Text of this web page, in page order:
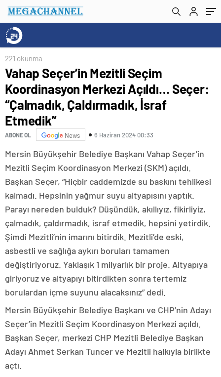
Çaldırmadık, İsraf Etmedik”
221 okunma
Vahap Seçer’in Mezitli Seçim
Koordinasyon Merkezi Açıldı… Seçer:
“Çalmadık, Çaldırmadık, İsraf
Etmedik”
ABONE OL News 6 Haziran 2024 00:33
Mersin Büyükşehir Belediye Başkanı Vahap Seçer’in
Mezitli Seçim Koordinasyon Merkezi (SKM) açıldı.
Başkan Seçer, “Hiçbir caddemizde su baskını tehlikesi
kalmadı. Hepsinin yağmur suyu altyapısını yaptık.
Parayı nereden bulduk? Düşündük, akıllıyız, fikirliyiz,
çalmadık, çaldırmadık, israf etmedik, hepsini yetirdik.
Şimdi Mezitli’nin imarını bitirdik. Mezitli’de eski,
asbestli ve sağlığa aykırı boruları tamamen
değiştiriyoruz. Yaklaşık 1 milyarlık bir proje. Altyapıya
giriyoruz ve altyapıyı bitirdikten sonra tertemiz
borulardan içme suyunu alacaksınız” dedi.
Mersin Büyükşehir Belediye Başkanı ve CHP’nin Adayı
Seçer’in Mezitli Seçim Koordinasyon Merkezi açıldı.
Başkan Seçer, merkezi CHP Mezitli Belediye Başkan
Adayı Ahmet Serkan Tuncer ve Mezitli halkıyla birlikte
açtı.